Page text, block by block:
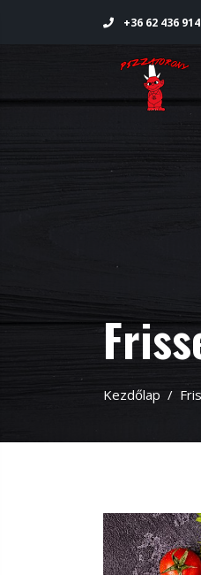
+36 62 436 914
Kezdőlap